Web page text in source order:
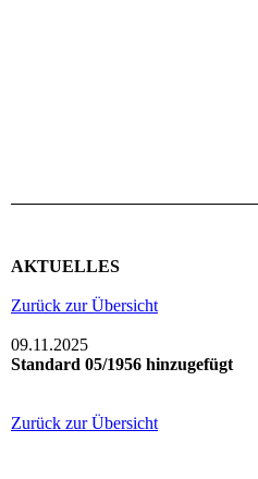
AKTUELLES
Zurück zur Übersicht
09.11.2025
Standard 05/1956 hinzugefügt
Zurück zur Übersicht